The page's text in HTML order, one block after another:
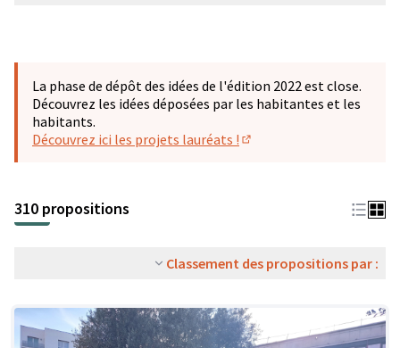
La phase de dépôt des idées de l'édition 2022 est close.
Découvrez les idées déposées par les habitantes et les
habitants.
Découvrez ici les projets lauréats !
310 propositions
Classement des propositions par :